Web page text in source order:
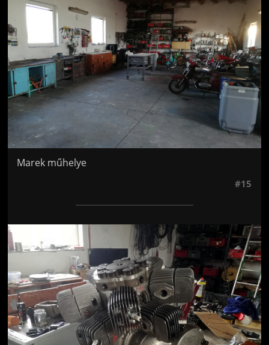
Marek műhelye
#15
Jön még kép!